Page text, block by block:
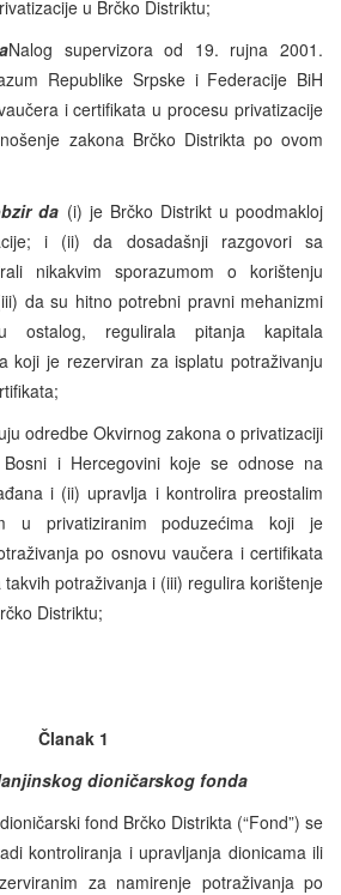
u Brčko Distriktu;
Nalog supervizora od 19. rujna 2001.
Republike Srpske i Federacije BiH
i certifikata u procesu privatizacije
zakona Brčko Distrikta po ovom
da (i) je Brčko Distrikt u poodmakloj
i (ii) da dosadašnji razgovori sa
nikakvim sporazumom o korištenju
da su hitno potrebni pravni mehanizmi
regulirala pitanja kapitala
koji je rezerviran za isplatu potraživanju
odredbe Okvirnog zakona o privatizaciji
i Hercegovini koje se odnose na
i (ii) upravlja i kontrolira preostalim
u privatiziranim poduzećima koji je
po osnovu vaučera i certifikata
potraživanja i (iii) regulira korištenje
Distriktu;
Članak 1
dioničarskog fonda
fond Brčko Distrikta (“Fond”) se
kontroliranja i upravljanja dionicama ili
za namirenje potraživanja po